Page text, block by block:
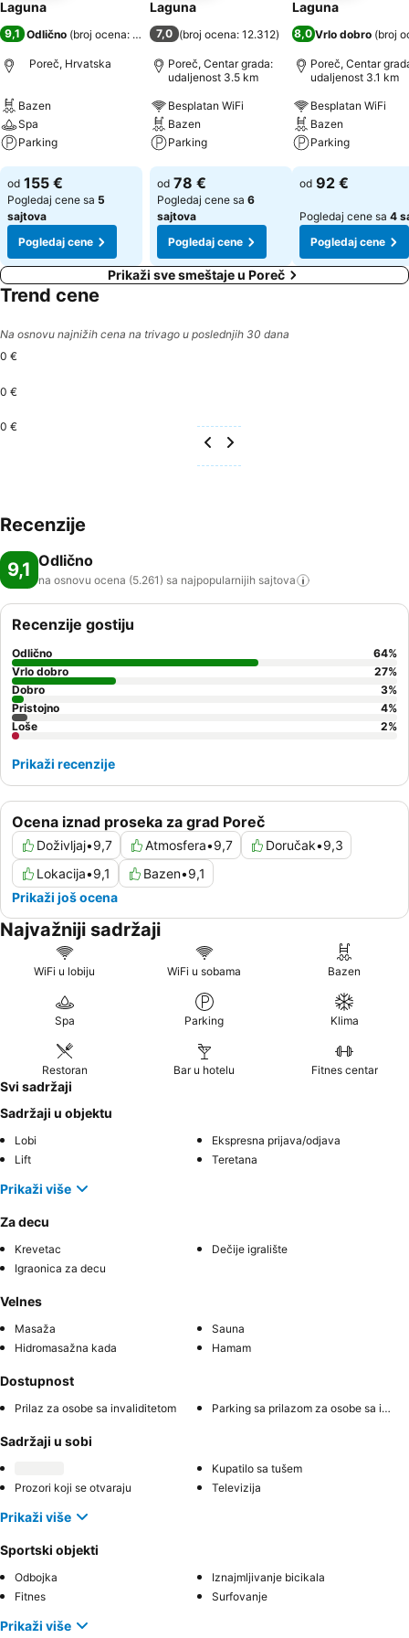
Laguna
9,1 Odlično (broj ocena: 5.261)
Poreč, Hrvatska
Bazen
Spa
Parking
Pogledaj cene
od 155 €
Pogledaj cene sa 5
sajtova
Pogledaj cene
Laguna
7,0 (broj ocena: 12.312)
Poreč, Centar grada:
udaljenost 3.5 km
Besplatan WiFi
Bazen
Parking
Pogledaj cene
od 78 €
Pogledaj cene sa 6
sajtova
Pogledaj cene
Laguna
8,0Vrlo dobro (broj
Poreč, Centar
udaljenost 3.1 km
Besplatan WiFi
Bazen
Parking
Pogledaj cene
od 92 €
Pogledaj cene sa 4
Pogledaj cene
Prikaži sve smeštaje u Poreč
Trend cene
Na osnovu najnižih cena na trivago u poslednjih 30 dana
0 €
0 €
0 €
Recenzije
9,1 Odlično
na osnovu ocena (5.261) sa najpopularnijih sajtova
Ocena iznad proseka za grad Poreč
Doživljaj•9,7 Atmosfera•9,7 Doručak•9,3
Lokacija•9,1 Bazen•9,1
Prikaži još ocena
Recenzije gostiju
Odlično 64%
Vrlo dobro
27%
Dobro
3%
Pristojno
4%
Loše
2%
Prikaži recenzije
Najvažniji sadržaji
WiFi u lobiju WiFi u sobama Bazen
Spa Parking Klima
Restoran Bar u hotelu Fitnes centar
Svi sadržaji
Sadržaji u objektu
Lobi
Ekspresna prijava/odjava
Lift
Teretana
Prikaži više
Za decu
Krevetac
Dečije igralište
Igraonica za decu
Velnes
Masaža
Sauna
Hidromasažna kada
Hamam
Dostupnost
Prilaz za osobe sa invaliditetom Parking sa prilazom za osobe sa invaliditetom
Sadržaji u sobi
Kupatilo sa tušem
Prozori koji se otvaraju
Televizija
Prikaži više
Sportski objekti
Odbojka
Iznajmljivanje bicikala
Fitnes
Surfovanje
Prikaži više